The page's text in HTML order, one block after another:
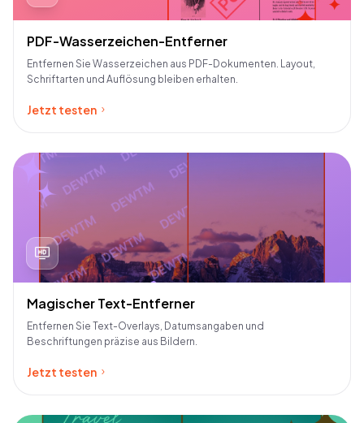
remover tool. Ich hatte ein weiteres minderwertiges
auf den Markt gekommen sind, aber dieses Tool ist
Cameron Williamson
10. November 2023
PDF-Wasserzeichen-Entferner
Entfernen Sie Wasserzeichen aus PDF-Dokumenten. Layout,
Schriftarten und Auflösung bleiben erhalten.
Jetzt testen
Magischer Text-Entferner
Entfernen Sie Text-Overlays, Datumsangaben und
Beschriftungen präzise aus Bildern.
Jetzt testen